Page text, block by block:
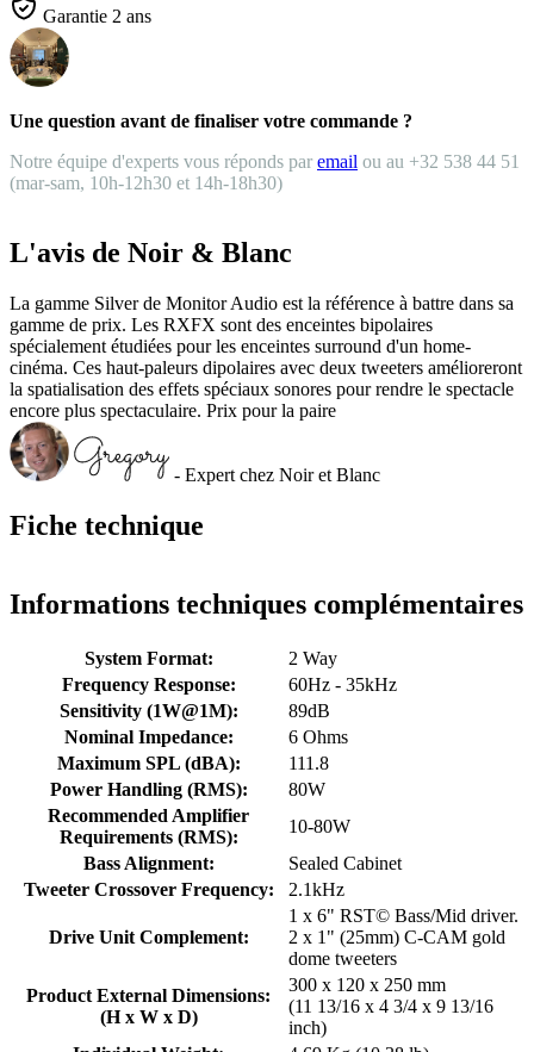
Garantie 2 ans
Une question avant de finaliser votre commande ?
Notre équipe d'experts vous réponds par email ou au +32 538 44 51
(mar-sam, 10h-12h30 et 14h-18h30)
Fiche technique
Informations techniques complémentaires
System Format:
2 Way
Frequency Response:
60Hz - 35kHz
Sensitivity (1W@1M):
89dB
Nominal Impedance:
6 Ohms
Maximum SPL (dBA):
111.8
Power Handling (RMS):
80W
Recommended Amplifier
Requirements (RMS):
10-80W
Bass Alignment:
Sealed Cabinet
Tweeter Crossover Frequency:
2.1kHz
Drive Unit Complement:
1 x 6" RST© Bass/Mid driver.
2 x 1" (25mm) C-CAM gold
dome tweeters
Product External Dimensions:
(H x W x D)
300 x 120 x 250 mm
(11 13/16 x 4 3/4 x 9 13/16
inch)
L'avis de Noir & Blanc
La gamme Silver de Monitor Audio est la référence à battre dans sa
gamme de prix. Les RXFX sont des enceintes bipolaires
spécialement étudiées pour les enceintes surround d'un home-
cinéma. Ces haut-paleurs dipolaires avec deux tweeters amélioreront
la spatialisation des effets spéciaux sonores pour rendre le spectacle
encore plus spectaculaire. Prix pour la paire
- Expert chez Noir et Blanc